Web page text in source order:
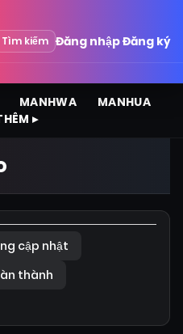
Tìm kiếm Đăng nhậpĐăng ký
MANHWA
MANHUA
▸
cập nhật
thành